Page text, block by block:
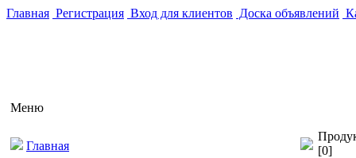
Главная Регистрация Вход для клиентов Доска объявлений
Меню
Главная
[0]